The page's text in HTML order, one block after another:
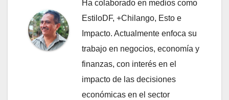
Ha colaborado en medios como
EstiloDF, +Chilango, Esto e
Impacto. Actualmente enfoca su
trabajo en negocios, economía y
finanzas, con interés en el
impacto de las decisiones
económicas en el sector